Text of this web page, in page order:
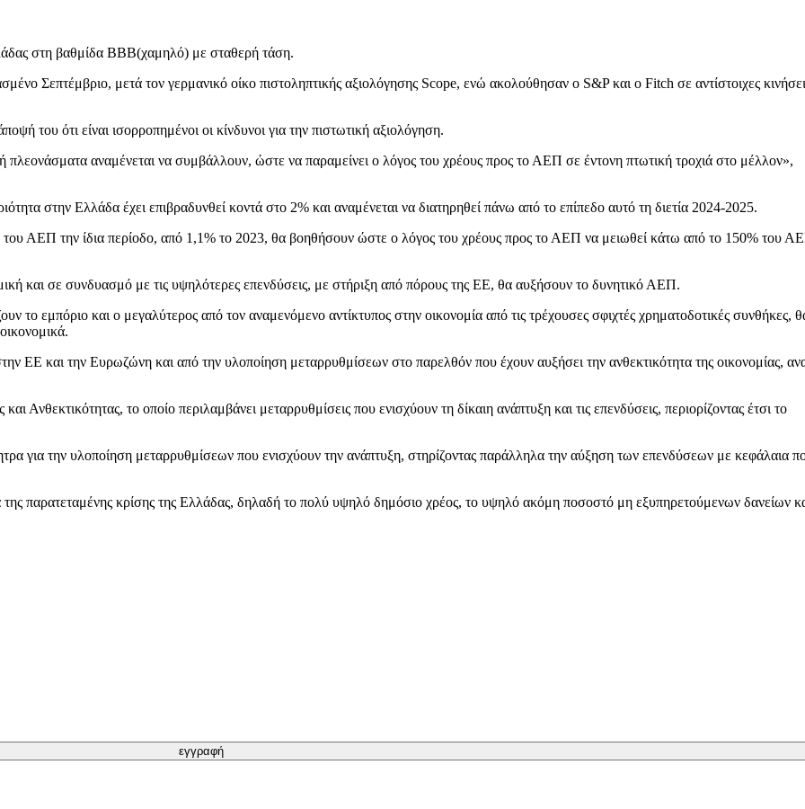
στη βαθμίδα ΒΒΒ(χαμηλό) με σταθερή τάση.
Σεπτέμβριο, μετά τον γερμανικό οίκο πιστοληπτικής αξιολόγησης Scope, ενώ ακολούθησαν ο S&P και ο Fitch σε αντίστοιχες
του ότι είναι ισορροπημένοι οι κίνδυνοι για την πιστωτική αξιολόγηση.
αναμένεται να συμβάλλουν, ώστε να παραμείνει ο λόγος του χρέους προς το ΑΕΠ σε έντονη πτωτική τροχιά στο μέλλον»,
στην Ελλάδα έχει επιβραδυνθεί κοντά στο 2% και αναμένεται να διατηρηθεί πάνω από το επίπεδο αυτό τη διετία 2024-2025.
ΑΕΠ την ίδια περίοδο, από 1,1% το 2023, θα βοηθήσουν ώστε ο λόγος του χρέους προς το ΑΕΠ να μειωθεί κάτω από το 150% του
και σε συνδυασμό με τις υψηλότερες επενδύσεις, με στήριξη από πόρους της ΕΕ, θα αυξήσουν το δυνητικό ΑΕΠ.
το εμπόριο και ο μεγαλύτερος από τον αναμενόμενο αντίκτυπος στην οικονομία από τις τρέχουσες σφιχτές χρηματοδοτικές συνθήκες,
ΕΕ και την Ευρωζώνη και από την υλοποίηση μεταρρυθμίσεων στο παρελθόν που έχουν αυξήσει την ανθεκτικότητα της οικονομίας,
το οποίο περιλαμβάνει μεταρρυθμίσεις που ενισχύουν τη δίκαιη ανάπτυξη και τις επενδύσεις, περιορίζοντας έτσι το
για την υλοποίηση μεταρρυθμίσεων που ενισχύουν την ανάπτυξη, στηρίζοντας παράλληλα την αύξηση των επενδύσεων με κεφάλαια
παρατεταμένης κρίσης της Ελλάδας, δηλαδή το πολύ υψηλό δημόσιο χρέος, το υψηλό ακόμη ποσοστό μη εξυπηρετούμενων δανείων
εγγραφή